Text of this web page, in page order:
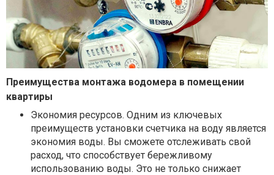
Преимущества монтажа водомера в помещении
квартиры
Экономия ресурсов. Одним из ключевых
преимуществ установки счетчика на воду является
экономия воды. Вы сможете отслеживать свой
расход, что способствует бережливому
использованию воды. Это не только снижает